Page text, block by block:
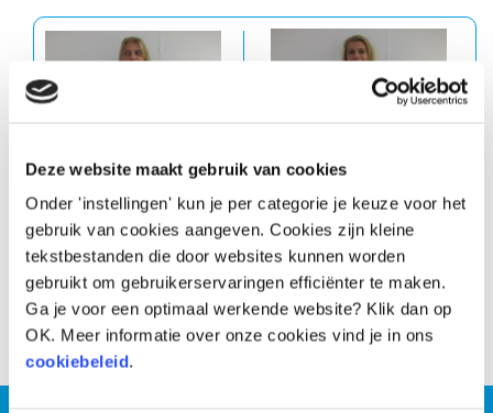
Deze website maakt gebruik van cookies
Onder 'instellingen' kun je per categorie je keuze voor het
gebruik van cookies aangeven. Cookies zijn kleine
tekstbestanden die door websites kunnen worden
gebruikt om gebruikerservaringen efficiënter te maken.
Ga je voor een optimaal werkende website? Klik dan op
OK. Meer informatie over onze cookies vind je in ons
cookiebeleid.
Voor Na